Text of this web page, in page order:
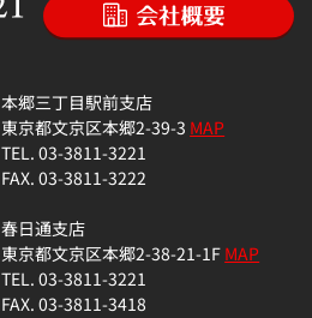
本郷三丁目駅前支店
東京都文京区本郷2-39-3 MAP
TEL. 03-3811-3221
FAX. 03-3811-3222
春日通支店
東京都文京区本郷2-38-21-1FMAP
TEL. 03-3811-3221
FAX. 03-3811-3418